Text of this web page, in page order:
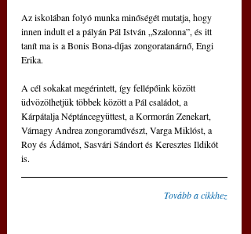
Az iskolában folyó munka minőségét mutatja, hogy
innen indult el a pályán Pál István „Szalonna”, és itt
tanít ma is a Bonis Bona-díjas zongoratanárnő, Engi
Erika.
A cél sokakat megérintett, így fellépőink között
üdvözölhetjük többek között a Pál családot, a
Kárpátalja Néptáncegyüttest, a Kormorán Zenekart,
Várnagy Andrea zongoraművészt, Varga Miklóst, a
Roy és Ádámot, Sasvári Sándort és Keresztes Ildikót
is.
Tovább a cikkhez